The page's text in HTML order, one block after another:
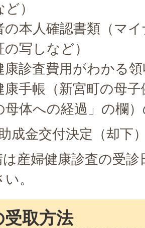
）
の本人確認書類（マ
写しなど）
康診査費用がわかる
康手帳（新宮町の母
母体への経過」の欄
成金交付決定（却下
は産婦健康診査の受
。
取方法